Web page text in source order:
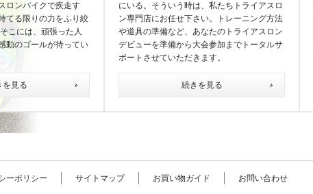
ロンバイクで疾走す
てる限りの力をふり絞
こには、頑張った人
動のゴールが待ってい
を見る
にいる。そういう時は、私たちトライアスロ
ン専門店にお任せ下さい。トレーニング方法
や道具の準備など、あなたのトライアスロン
デビューを準備から大会参加までトータルサ
ポートさせていただきます。
続きを見る
ーポリシー サイトマップ お買い物ガイド お問い合わせ